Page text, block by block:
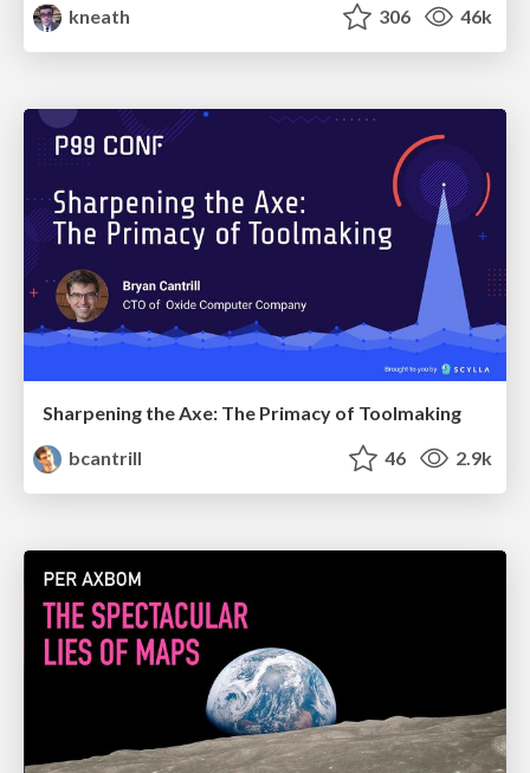
kneath
306 46k
Sharpening the Axe: The Primacy of Toolmaking
bcantrill
46 2.9k